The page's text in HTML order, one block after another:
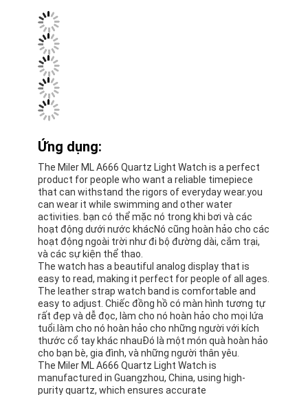
Đồng hồ Quartz dây da
Đồng hồ dây thừng thép không gỉ
Đồng hồ dây silicon
Đồng hồ thạch anh
Đồng hồ ánh sáng thạch anh
Đồng hồ thể thao kỹ thuật số
Chiếc đồng hồ kiểu dáng
Chiếc đồng hồ đeo tay trẻ em
Bộ phận phụ tùng đồng hồ
Linh kiện dây đồng hồ